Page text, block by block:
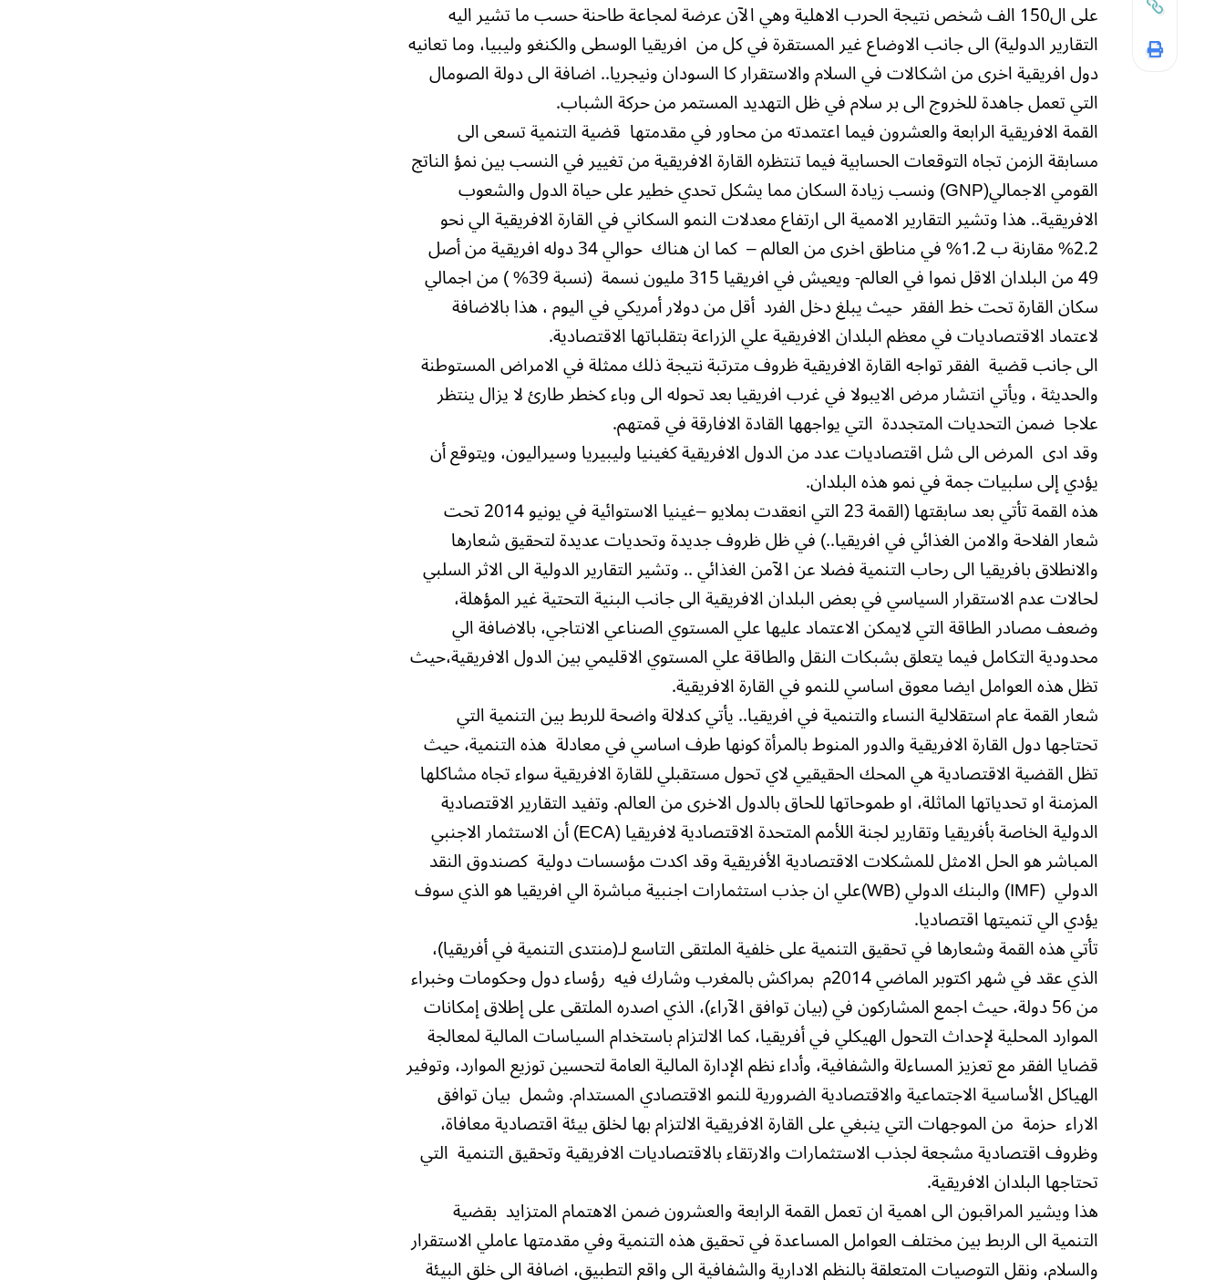
على ال150 الف شخص نتيجة الحرب الاهلية وهي الآن عرضة لمجاعة طاحنة حسب ما تشير اليه
التقارير الدولية) الى جانب الاوضاع غير المستقرة في كل من افريقيا الوسطى والكنغو وليبيا، وما تعانيه
دول افريقية اخرى من اشكالات في السلام والاستقرار كا السودان ونيجريا.. اضافة الى دولة الصومال
التي تعمل جاهدة للخروج الى بر سلام في ظل التهديد المستمر من حركة الشباب.
القمة الافريقية الرابعة والعشرون فيما اعتمدته من محاور في مقدمتها قضية التنمية تسعى الى
مسابقة الزمن تجاه التوقعات الحسابية فيما تنتظره القارة الافريقية من تغيير في النسب بين نمؤ الناتج
القومي الاجمالي(GNP) ونسب زيادة السكان مما يشكل تحدي خطير على حياة الدول والشعوب
الافريقية.. هذا وتشير التقارير الاممية الى ارتفاع معدلات النمو السكاني في القارة الافريقية الي نحو
2.2% مقارنة ب 1.2% في مناطق اخرى من العالم – كما ان هناك حوالي 34 دوله افريقية من أصل
49 من البلدان الاقل نموا في العالم- ويعيش في افريقيا 315 مليون نسمة (نسبة 39% ) من اجمالي
سكان القارة تحت خط الفقر حيث يبلغ دخل الفرد أقل من دولار أمريكي في اليوم ، هذا بالاضافة
لاعتماد الاقتصاديات في معظم البلدان الافريقية علي الزراعة بتقلباتها الاقتصادية.
الى جانب قضية الفقر تواجه القارة الافريقية ظروف مترتبة نتيجة ذلك ممثلة في الامراض المستوطنة
والحديثة ، ويأتي انتشار مرض الايبولا في غرب افريقيا بعد تحوله الى وباء كخطر طارئ لا يزال ينتظر
علاجا ضمن التحديات المتجددة التي يواجهها القادة الافارقة في قمتهم.
وقد ادى المرض الى شل اقتصاديات عدد من الدول الافريقية كغينيا وليبيريا وسيراليون، ويتوقع أن
يؤدي إلى سلبيات جمة في نمو هذه البلدان.
هذه القمة تأتي بعد سابقتها (القمة 23 التي انعقدت بملايو –غينيا الاستوائية في يونيو 2014 تحت
شعار الفلاحة والامن الغذائي في افريقيا..) في ظل ظروف جديدة وتحديات عديدة لتحقيق شعارها
والانطلاق بافريقيا الى رحاب التنمية فضلا عن الآمن الغذائي .. وتشير التقارير الدولية الى الاثر السلبي
لحالات عدم الاستقرار السياسي في بعض البلدان الافريقية الى جانب البنية التحتية غير المؤهلة،
وضعف مصادر الطاقة التي لايمكن الاعتماد عليها علي المستوي الصناعي الانتاجي، بالاضافة الي
محدودية التكامل فيما يتعلق بشبكات النقل والطاقة علي المستوي الاقليمي بين الدول الافريقية،حيث
تظل هذه العوامل ايضا معوق اساسي للنمو في القارة الافريقية.
شعار القمة عام استقلالية النساء والتنمية في افريقيا.. يأتي كدلالة واضحة للربط بين التنمية التي
تحتاجها دول القارة الافريقية والدور المنوط بالمرأة كونها طرف اساسي في معادلة هذه التنمية، حيث
تظل القضية الاقتصادية هي المحك الحقيقيي لاي تحول مستقبلي للقارة الافريقية سواء تجاه مشاكلها
المزمنة او تحدياتها الماثلة، او طموحاتها للحاق بالدول الاخرى من العالم. وتفيد التقارير الاقتصادية
الدولية الخاصة بأفريقيا وتقارير لجنة اللأمم المتحدة الاقتصادية لافريقيا (ECA) أن الاستثمار الاجنبي
المباشر هو الحل الامثل للمشكلات الاقتصادية الأفريقية وقد اكدت مؤسسات دولية كصندوق النقد
الدولي (IMF) والبنك الدولي (WB)علي ان جذب استثمارات اجنبية مباشرة الي افريقيا هو الذي سوف
يؤدي الي تنميتها اقتصاديا.
تأتي هذه القمة وشعارها في تحقيق التنمية على خلفية الملتقى التاسع لـ(منتدى التنمية في أفريقيا)،
الذي عقد في شهر اكتوبر الماضي 2014م بمراكش بالمغرب وشارك فيه رؤساء دول وحكومات وخبراء
من 56 دولة، حيث اجمع المشاركون في (بيان توافق الآراء)، الذي اصدره الملتقى على إطلاق إمكانات
الموارد المحلية لإحداث التحول الهيكلي في أفريقيا، كما الالتزام باستخدام السياسات المالية لمعالجة
قضايا الفقر مع تعزيز المساءلة والشفافية، وأداء نظم الإدارة المالية العامة لتحسين توزيع الموارد، وتوفير
الهياكل الأساسية الاجتماعية والاقتصادية الضرورية للنمو الاقتصادي المستدام. وشمل بيان توافق
الاراء حزمة من الموجهات التي ينبغي على القارة الافريقية الالتزام بها لخلق بيئة اقتصادية معافاة،
وظروف اقتصادية مشجعة لجذب الاستثمارات والارتقاء بالاقتصاديات الافريقية وتحقيق التنمية التي
تحتاجها البلدان الافريقية.
هذا ويشير المراقبون الى اهمية ان تعمل القمة الرابعة والعشرون ضمن الاهتمام المتزايد بقضية
التنمية الى الربط بين مختلف العوامل المساعدة في تحقيق هذه التنمية وفي مقدمتها عاملي الاستقرار
والسلام، ونقل التوصيات المتعلقة بالنظم الادارية والشفافية الى واقع التطبيق، اضافة الى خلق البيئة